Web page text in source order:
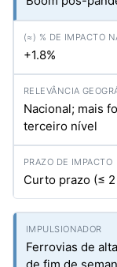
+1.8%
Nacional; mais
terceiro nível
Curto prazo (≤
Ferrovias de